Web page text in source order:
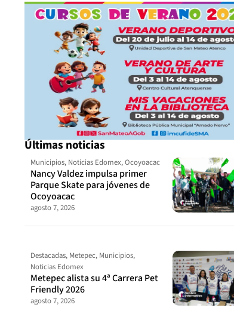
Últimas noticias
Municipios, Noticias Edomex,Ocoyoacac
Nancy Valdez impulsa primer
Parque Skate para jóvenes de
Ocoyoacac
agosto 7, 2026
Destacadas, Metepec, Municipios,
Noticias Edomex
Metepec alista su 4ª Carrera Pet
Friendly 2026
agosto 7, 2026